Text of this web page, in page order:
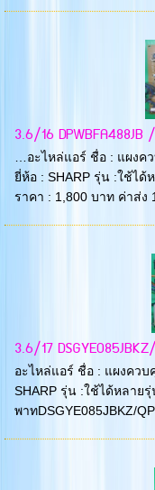
3.6/16 DPWBFA488JB
…อะไหล่แอร์ ชื่อ : แผงค
ยี่ห้อ : SHARP รุ่น :ใช้ได้
ราคา : 1,800 บาท ค่าส่ง
3.6/17
อะไหล่แอร์ ชื่อ : แผงควบ
SHARP รุ่น :ใช้ได้หลายรุ่
พาทDSGYE085JBKZ/